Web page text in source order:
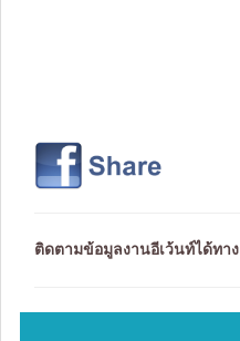
ติดตามข้อมูลงานอีเว้นท์ได้ทาง